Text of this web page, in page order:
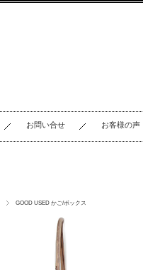
お問い合せ お客様の声
GOOD USED かご/ボックス